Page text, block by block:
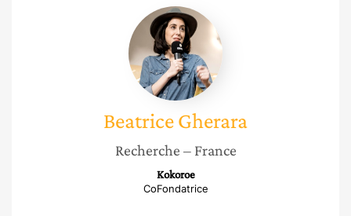
Beatrice
Gherara
BeatriceGherara
Recherche – France
Kokoroe
CoFondatrice